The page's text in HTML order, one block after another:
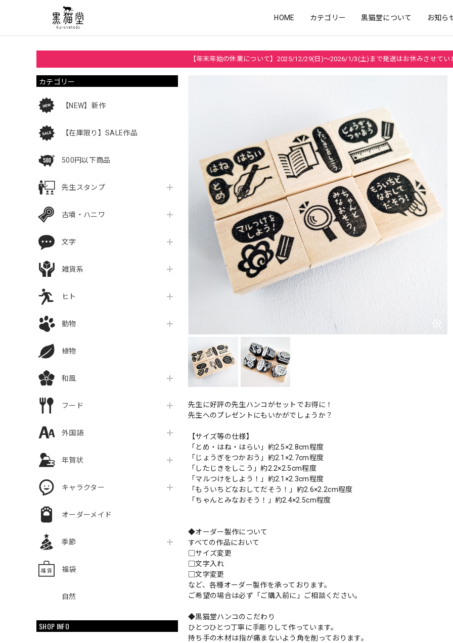
HOME カテゴリー 黒猫堂について お知ら
【年末年始の休業について】2025/12/29(日)～2026/1/3(土)まで発送はお休みさせてい
カテゴリー
【NEW】新作
【在庫限り】SALE作品
500円以下商品
先生スタンプ
古墳・ハニワ
文字
雑貨系
ヒト
動物
植物
和風
フード
外国語
年賀状
キャラクター
オーダーメイド
季節
福袋
自然
SHOP INFO
先生に好評の先生ハンコがセットでお得に！
先生へのプレゼントにもいかがでしょうか？
【サイズ等の仕様】
「とめ・はね・はらい」約2.5×2.8cm程度
「じょうぎをつかおう」約2.1×2.7cm程度
「したじきをしこう」約2.2×2.5cm程度
「マルつけをしよう！」約2.1×2.3cm程度
「もういちどなおしてだそう！」約2.6×2.2cm程度
「ちゃんとみなおそう！」約2.4×2.5cm程度
◆オーダー製作について
すべての作品において
□サイズ変更
□文字入れ
□文字変更
など、各種オーダー製作を承っております。
ご希望の場合は必ず「ご購入前に」ご相談ください。
◆黒猫堂ハンコのこだわり
ひとつひとつ丁寧に手彫りして作っています。
持ち手の木材は指が痛まないよう角を削っております。